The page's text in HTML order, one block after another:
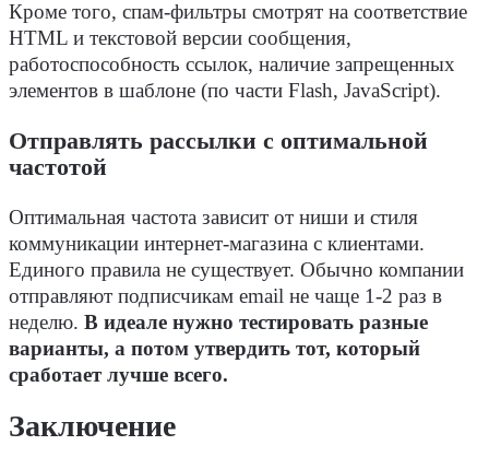
Кроме того, спам-фильтры смотрят на соответствие
HTML и текстовой версии сообщения,
работоспособность ссылок, наличие запрещенных
элементов в шаблоне (по части Flash, JavaScript).
Отправлять рассылки с оптимальной
частотой
Оптимальная частота зависит от ниши и стиля
коммуникации интернет-магазина с клиентами.
Единого правила не существует. Обычно компании
отправляют подписчикам email не чаще 1-2 раз в
неделю. В идеале нужно тестировать разные
варианты, а потом утвердить тот, который
сработает лучше всего.
Заключение